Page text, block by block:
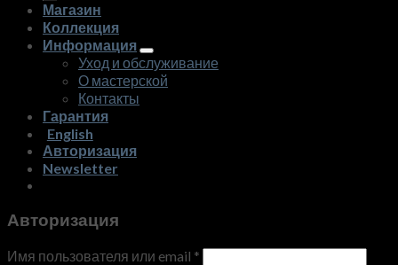
Магазин
Коллекция
Информация
Уход и обслуживание
О мастерской
Контакты
Гарантия
English
Авторизация
Newsletter
Авторизация
Имя пользователя или email *